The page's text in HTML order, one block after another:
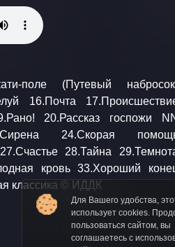
34.Шампанское Аудиокнига. Русская классика © ИДДК
Для Вашего удобства,
использует cookies.
пользоваться сайтом, вы
соглашаетесь с